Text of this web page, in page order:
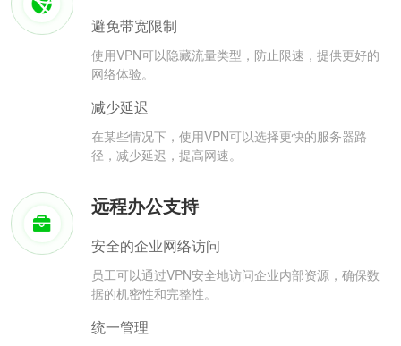
避免带宽限制
使用VPN可以隐藏流量类型，防止限速，提供更好的
网络体验。
减少延迟
在某些情况下，使用VPN可以选择更快的服务器路
径，减少延迟，提高网速。
远程办公支持
安全的企业网络访问
员工可以通过VPN安全地访问企业内部资源，确保数
据的机密性和完整性。
统一管理